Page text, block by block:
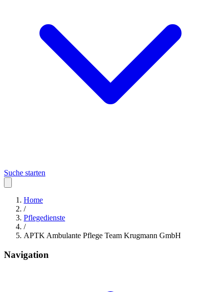
Suche starten
Home
/
Pflegedienste
/
APTK Ambulante Pflege Team Krugmann GmbH
Navigation